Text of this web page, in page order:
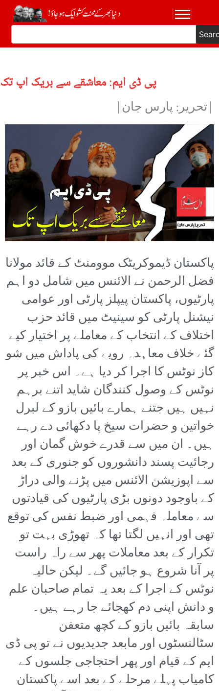
پی ڈی ایم: معاشقے سے بریک اپ تک
|تحریر: پارس جان|
پاکستان ڈیموکریٹک موومنٹ کے قائد مولانا
فضل الرحمن نے الائنس میں شامل دو اہم
پارٹیوں، پاکستان پیپلز پارٹی اور عوامی
نیشنل پارٹی کو سینیٹ میں قائد حزب
اختلاف کے انتخاب کے معاملے پر اختیار کیے
گئے خلاف معاہدہ رویے کی پاداش میں شو
کاز نوٹس کا اجرا کر دیا ہے۔ اس خبر پر
نوٹس کے وصول کنندگان شاید اتنے برہم
نہیں ہیں جتنے ہمارے بائیں بازو کے لبرل
خواتین و حضرات سیخ پا دکھائی دے رہے
ہیں۔ ان میں سے قدرے خوش گمان اور
رجائیت پسند دانشوروں کو جنوری کے بعد
سے اپوزیشن الائنس میں پڑنے والی دراڑ
کے باوجود دونوں بڑی پارٹیوں کی قیادتوں
سے معاملہ فہمی اور ضبط نفس کی توقع
تھی اور انہیں لگتا تھا کہ تھوڑی بہت تو
تکرار کے بعد معاملات پھر سے راہ راست
پر آنا شروع ہو جائیں گے۔ لیکن حالیہ
نوٹس کے اجرا کے بعد یہ تمام صاحبان علم
و دانش اپنی دم کھجائے جا رہے ہیں۔
سابقہ بائیں بازو کے کچھ متعفن
سٹالنسٹوں اور مابعد جدیدیوں نے تو پی ڈی
ایم کے قیام اور پھر احتجاجی جلسوں کے
کامیاب پہلے مرحلے کے بعد اسے پاکستان